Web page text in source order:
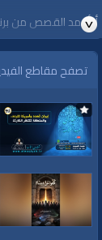
أ. أحمد القصص من
لمشاهدة الحلقة
إضغط هنا
الفئات:
متفرقات
قنوات:
برامج الواقية
تصفح مقاطع